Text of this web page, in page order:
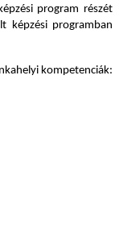
program részét
képzési programban
kompetenciák: